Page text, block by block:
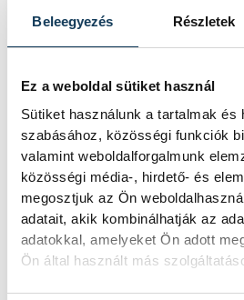
Beleegyezés Részletek
Ez a weboldal sütiket használ
Sütiket használunk a tartalmak és
szabásához, közösségi funkciók
valamint weboldalforgalmunk
közösségi média-, hirdető- és
megosztjuk az Ön
adatait, akik kombinálhatják az
adatokkal, amelyeket Ön adott
Ön által használt más
sport ország-világ
SZERZŐ
vehir.hu